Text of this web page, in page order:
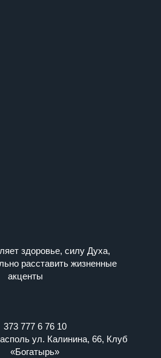
здоровье, силу Духа,
расставить жизненные
акценты
373 777 6 76 10
ул. Калинина, 66, Клуб
«Богатырь»